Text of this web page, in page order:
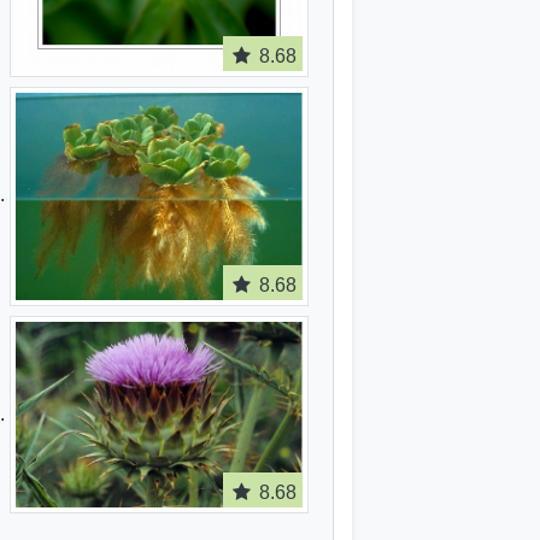
8.68
8.68
8.68